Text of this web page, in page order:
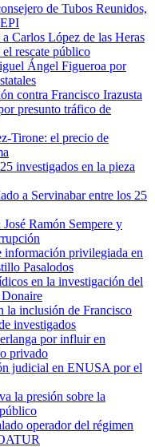
de Tubos Reunidos,
Carlos López de las Heras
rescate público
Ángel Figueroa por
contra Francisco Irazusta
presunto tráfico de
Tirone: el precio de
investigados en la pieza
a Servinabar entre los 25
Ramón Sempere y
información privilegiada en
Pasalodos
en la investigación del
la inclusión de Francisco
investigados
por influir en
privado
judicial en ENUSA por el
la presión sobre la
operador del régimen